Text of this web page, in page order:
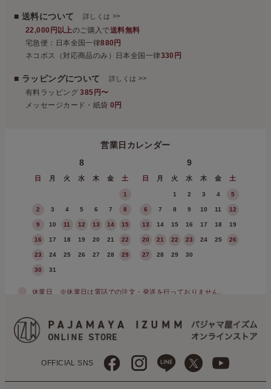
■ 送料について 詳しくは >>
22,000円以上のご購入で送料無料
宅急便：日本全国一律880円
ネコポス（対応商品のみ）日本全国一律330円
■ ラッピングについて詳しくは>>
有料ラッピング385円〜
メッセージカード・紙袋0円
営業日カレンダー
8
日 月 火 水 木 金 土
1
2 3 4 5 6 7 8
9 10 11 12 13 14 15
16 17 18 19 20 21 22
23 24 25 26 27 28 29
30 31
9
日 月 火 水 木 金 土
1 2 3 4 5
6 7 8 9 10 11 12
13 14 15 16 17 18 19
20 21 22 23 24 25 26
27 28 29 30
休業日 ※休業日は電話での注文・発送を行っておりません。
OFFICIAL SNS